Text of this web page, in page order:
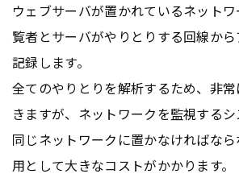
ウェブサーバが置かれているネット
覧者とサーバがやりとりする回線か
記録します。
全てのやりとりを解析するため、非
きますが、ネットワークを監視する
同じネットワークに置かなければな
用として大きなコストがかかります。